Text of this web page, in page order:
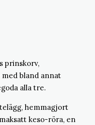
prinskorv,
bland annat
alla tre.
hemmagjort
keso-röra, en